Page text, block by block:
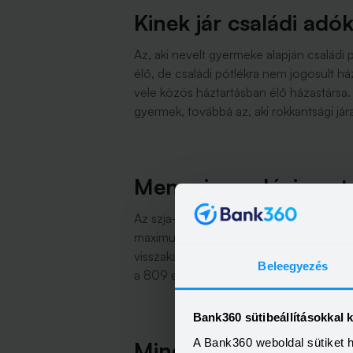
Beleegyezés
Bank360 sütibeállításokkal
A Bank360 weboldal sütiket
Kinek jár családi
Az, aki nevelt gyermeke alapján
élő, de családi pótlékra nem jogosult
vele közös háztartásban élő
gyermek, továbbá az, aki rokkantsági
Mennyi az
Az szja-visszatérítés összege
maximum 809 ezer forint. Ha valaki
visszakaphat. Ha kevesebbet, akkor a
a 809 ezer forintos összeghatárig kapja